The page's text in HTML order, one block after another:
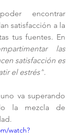
encontrar
satisfacción a la
tus fuentes. En
las
satisfacción es
el estrés”.
va superando
la mezcla de
watch?